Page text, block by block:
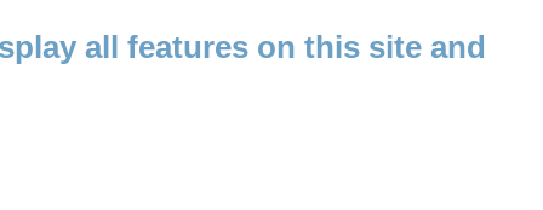
all features on this site and